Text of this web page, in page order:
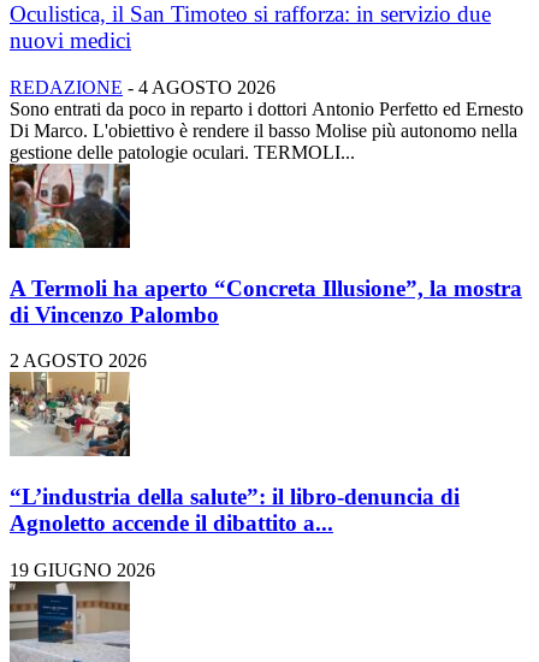
Oculistica, il San Timoteo si rafforza: in servizio due
nuovi medici
REDAZIONE - 4 AGOSTO 2026
Sono entrati da poco in reparto i dottori Antonio Perfetto ed Ernesto
Di Marco. L'obiettivo è rendere il basso Molise più autonomo nella
gestione delle patologie oculari. TERMOLI...
A Termoli ha aperto “Concreta Illusione”, la mostra
di Vincenzo Palombo
2 AGOSTO 2026
“L’industria della salute”: il libro-denuncia di
Agnoletto accende il dibattito a...
19 GIUGNO 2026